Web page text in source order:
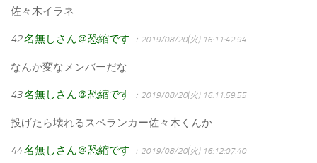
佐々木イラネ
42名無しさん＠恐縮です ：2019/08/20(火) 16:11:42.94
なんか変なメンバーだな
43名無しさん＠恐縮です ：2019/08/20(火) 16:11:59.55
投げたら壊れるスペランカー佐々木くんか
44名無しさん＠恐縮です ：2019/08/20(火) 16:12:07.40